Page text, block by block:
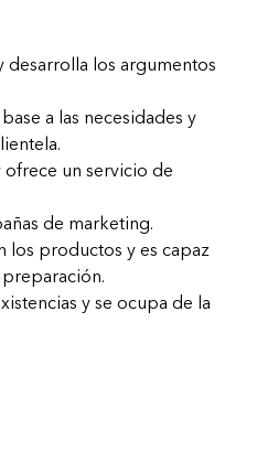
desarrolla los argumentos
a las necesidades y
un servicio de
de marketing.
los productos y es capaz
y se ocupa de la